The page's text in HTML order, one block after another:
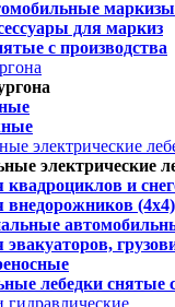
маркизы
для маркиз
с производства
электрические
электрические
квадроциклов и
внедорожников (4х4)
эвакуаторов,
лебедки снятые
гидравлические